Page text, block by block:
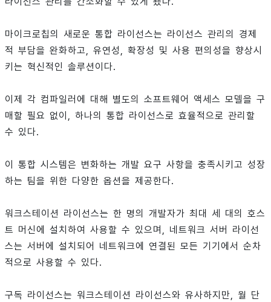
마이크로칩의 새로운 통합 라이선스는 라이선스 관리의 경제
적 부담을 완화하고, 유연성, 확장성 및 사용 편의성을 향상시
키는 혁신적인 솔루션이다.
이제 각 컴파일러에 대해 별도의 소프트웨어 액세스 모델을 구
매할 필요 없이, 하나의 통합 라이선스로 효율적으로 관리할
수 있다.
이 통합 시스템은 변화하는 개발 요구 사항을 충족시키고 성장
하는 팀을 위한 다양한 옵션을 제공한다.
워크스테이션 라이선스는 한 명의 개발자가 최대 세 대의 호스
트 머신에 설치하여 사용할 수 있으며, 네트워크 서버 라이선
스는 서버에 설치되어 네트워크에 연결된 모든 기기에서 순차
적으로 사용할 수 있다.
구독 라이선스는 워크스테이션 라이선스와 유사하지만, 월 단